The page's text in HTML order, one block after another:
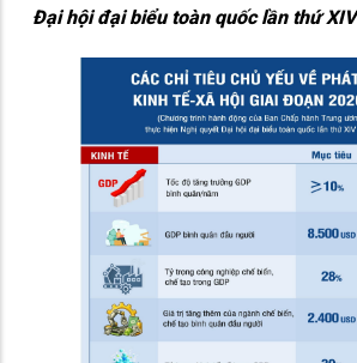
Đại hội đại biểu toàn quốc lần thứ